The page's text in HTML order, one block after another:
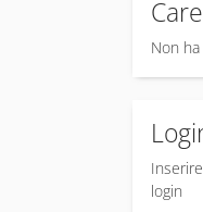
Non
login